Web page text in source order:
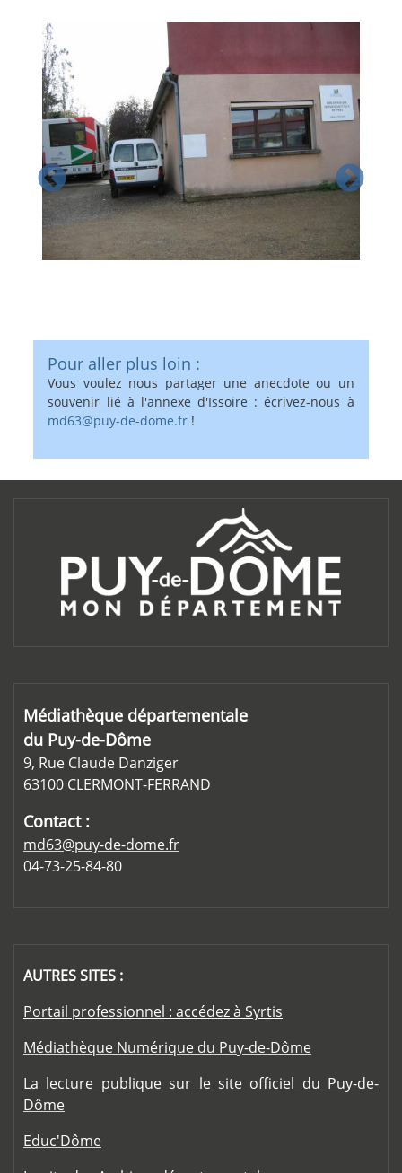
Pour aller plus loin :
Vous voulez nous partager une anecdote ou un
souvenir lié à l'annexe d'Issoire : écrivez-nous à
md63@puy-de-dome.fr !
Médiathèque départementale
du Puy-de-Dôme
9, Rue Claude Danziger
63100 CLERMONT-FERRAND
Contact :
md63@puy-de-dome.fr
04-73-25-84-80
AUTRES SITES :
Portail professionnel : accédez à Syrtis
Médiathèque Numérique du Puy-de-Dôme
La lecture publique sur le site officiel du Puy-de-
Dôme
Educ'Dôme